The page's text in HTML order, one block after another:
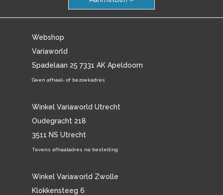
Webshop
Variaworld
Spadelaan 25 7331 AK Apeldoorn
Geen afhaal- of bezoekadres
Winkel Variaworld Utrecht
Oudegracht 218
3511 NS Utrecht
Tevens afhaaladres na bestelling
Winkel Variaworld Zwolle
Klokkensteeg 6